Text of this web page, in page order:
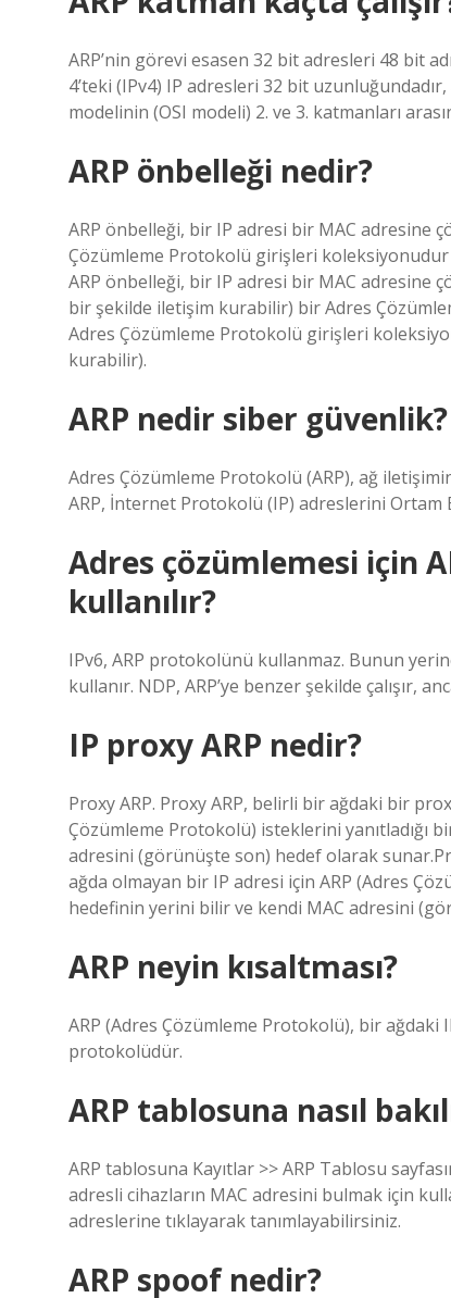
ARP’nin görevi esasen 32 bit adresleri 48 bit
4’teki (IPv4) IP adresleri 32 bit
modelinin (OSI modeli) 2. ve 3. katmanları
ARP önbelleği nedir?
ARP önbelleği, bir IP adresi bir MAC adresine
Çözümleme Protokolü girişleri
ARP önbelleği, bir IP adresi bir MAC adresine
bir şekilde iletişim kurabilir) bir Adres
Adres Çözümleme Protokolü girişleri
kurabilir).
ARP nedir siber güvenlik?
Adres Çözümleme Protokolü (ARP), ağ
ARP, İnternet Protokolü (IP) adreslerini
Adres çözümlemesi için
kullanılır?
IPv6, ARP protokolünü kullanmaz. Bunun
kullanır. NDP, ARP’ye benzer şekilde
IP proxy ARP nedir?
Proxy ARP. Proxy ARP, belirli bir ağdaki bir
Çözümleme Protokolü) isteklerini yanıtladığı
adresini (görünüşte son) hedef olarak
ağda olmayan bir IP adresi için ARP (Adres
hedefinin yerini bilir ve kendi MAC adresini
ARP neyin kısaltması?
ARP (Adres Çözümleme Protokolü), bir
protokolüdür.
ARP tablosuna nasıl
ARP tablosuna Kayıtlar >> ARP Tablosu
adresli cihazların MAC adresini bulmak için
adreslerine tıklayarak tanımlayabilirsiniz.
ARP spoof nedir?